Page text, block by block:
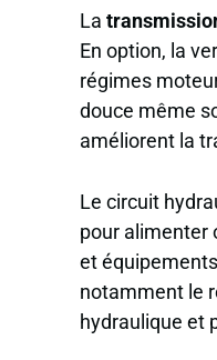
La
En option, la
régimes
douce même
améliorent la
Le circuit
pour alimenter
et
notamment le
hydraulique et